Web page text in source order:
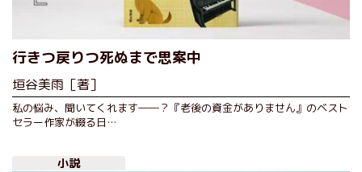
行きつ戻りつ死ぬまで思案中
垣谷美雨［著］
私の悩み、聞いてくれます――？『老後の資金がありません』のベスト
セラー作家が綴る日…
小説